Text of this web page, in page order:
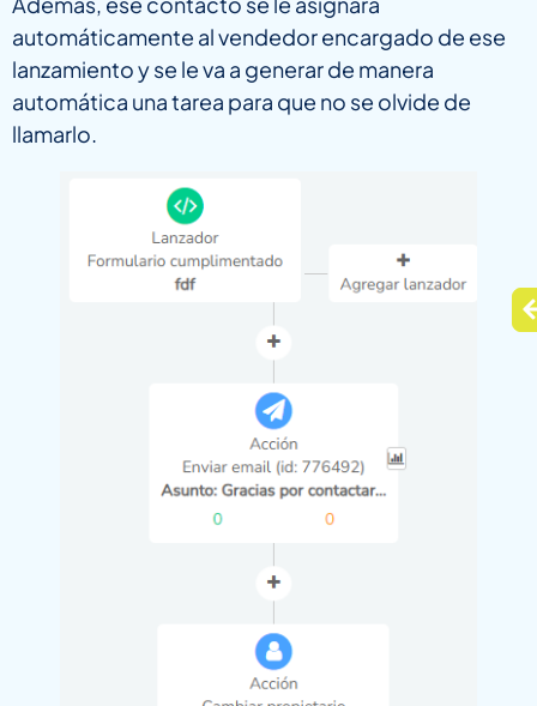
automáticamente al vendedor encargado de ese
lanzamiento y se le va a generar de manera
automática una tarea para que no se olvide de
llamarlo.